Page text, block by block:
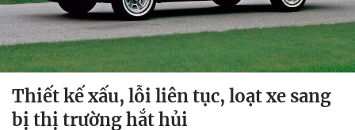
Thiết kế xấu, lỗi liên tục, loạt xe sang
bị thị trường hắt hủi